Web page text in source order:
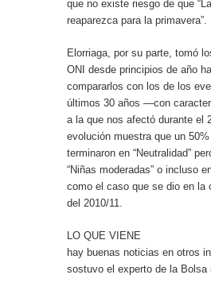
que no existe riesgo de que
reaparezca para la primavera”.
Elorriaga, por su parte, tomó
ONI desde principios de año
compararlos con los de los
últimos 30 años —con
a la que nos afectó durante el
evolución muestra que un
terminaron en “Neutralidad”
“Niñas moderadas” o incluso
como el caso que se dio en la
del 2010/11.
LO QUE VIENE
hay buenas noticias en otros
sostuvo el experto de la Bolsa